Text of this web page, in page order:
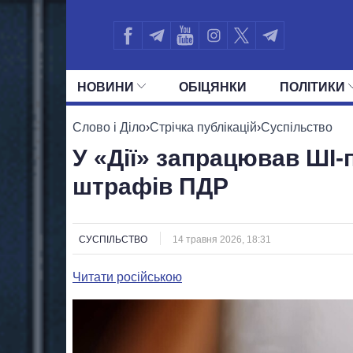
НОВИНИ ОБIЦЯНКИ ПОЛIТИКИ
УСІ ПОЛІТИКИ ПРЕЗИДЕНТ І ОФІС
Слово і Діло›Стрічка публікацій›Суспільство
У «Дії» запрацював ШІ-
штрафів ПДР
СУСПІЛЬСТВО 14 травня 2026, 18:31
Читати російською